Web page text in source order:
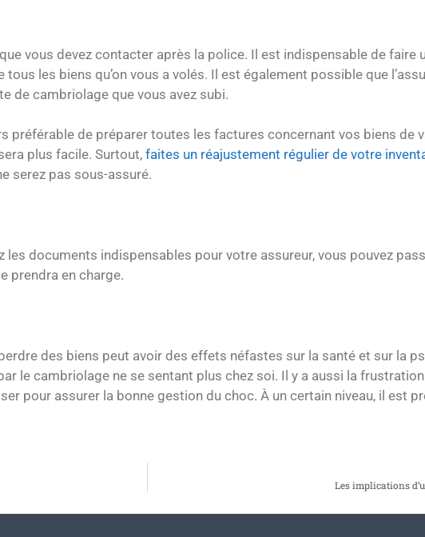
vous devez contacter après la police. Il est indispensable de faire
les biens qu’on vous a volés. Il est également possible que
de cambriolage que vous avez subi.
préférable de préparer toutes les factures concernant vos biens de
plus facile. Surtout, faites un réajustement régulier de votre
serez pas sous-assuré.
documents indispensables pour votre assureur, vous pouvez
prendra en charge.
des biens peut avoir des effets néfastes sur la santé et sur la
le cambriolage ne se sentant plus chez soi. Il y a aussi la
pour assurer la bonne gestion du choc. À un certain niveau, il est
Les implications